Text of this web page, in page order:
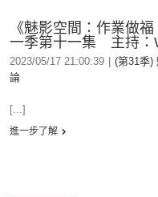
《魅影空間：作業做
一季第十一集 主持
2023/05/17 21:00:39 (第31季)
論
[...]
進一步了解